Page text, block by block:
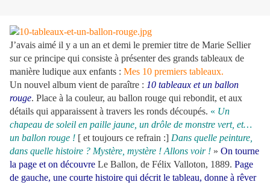
J’avais aimé il y a un an et demi le premier titre de Marie Sellier
sur ce principe qui consiste à présenter des grands tableaux de
manière ludique aux enfants : Mes 10 premiers tableaux.
Un nouvel album vient de paraître : 10 tableaux et un ballon
rouge. Place à la couleur, au ballon rouge qui rebondit, et aux
détails qui apparaissent à travers les ronds découpés. « Un
chapeau de soleil en paille jaune, un drôle de monstre vert, et…
un ballon rouge ! [ et toujours ce refrain :] Dans quelle peinture,
dans quelle histoire ? Mystère, mystère ! Allons voir ! » On tourne
la page et on découvre Le Ballon, de Félix Valloton, 1889. Page
de gauche, une courte histoire qui décrit le tableau, donne à rêver